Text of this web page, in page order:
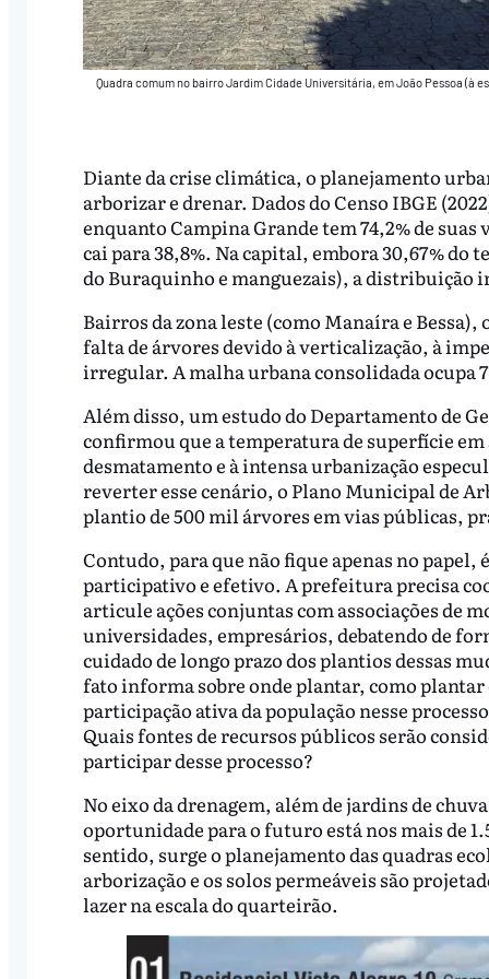
Quadra comum no bairro Jardim Cidade Universitária, em João Pessoa (à
Diante da crise climática, o planejamento
arborizar e drenar. Dados do Censo IBGE
enquanto Campina Grande tem 74,2% de suas
cai para 38,8%. Na capital, embora 30,67% do
do Buraquinho e manguezais), a distribuição
Bairros da zona leste (como Manaíra e
falta de árvores devido à verticalização, à
irregular. A malha urbana consolidada
Além disso, um estudo do Departamento de
confirmou que a temperatura de superfície em
desmatamento e à intensa urbanização
reverter esse cenário, o Plano Municipal de
plantio de 500 mil árvores em vias públicas,
Contudo, para que não fique apenas no
participativo e efetivo. A prefeitura precisa
articule ações conjuntas com associações de
universidades, empresários, debatendo de
cuidado de longo prazo dos plantios dessas
fato informa sobre onde plantar, como plantar
participação ativa da população nesse
Quais fontes de recursos públicos serão
participar desse processo?
No eixo da drenagem, além de jardins de
oportunidade para o futuro está nos mais de
sentido, surge o planejamento das quadras
arborização e os solos permeáveis são
lazer na escala do quarteirão.